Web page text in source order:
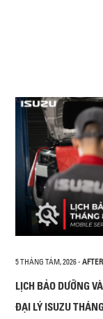
5 THÁNG TÁM, 2026-
LỊCH BẢO DƯỠNG
ĐẠI LÝ ISUZU